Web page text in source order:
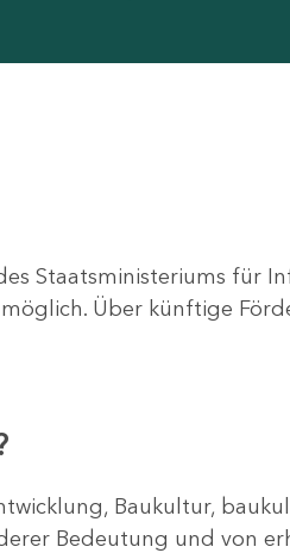
Staatsministeriums für
Über künftige
Baukultur,
Bedeutung und von